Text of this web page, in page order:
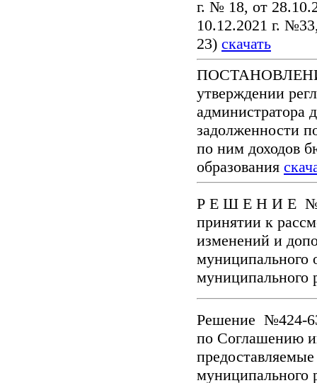
г. № 18, от
10.12.2021 г.
23) скачать
утверждении
администратора
задолженности
по ним доходов
образования
Р Е Ш Е Н И Е №
принятии к
изменений и
муниципального
муниципального
Решение №424-
по Соглашению
муниципального